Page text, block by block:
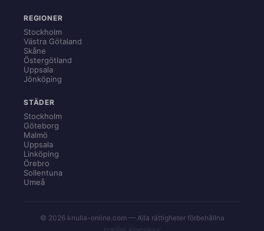
REGIONER
Stockholm
Västra Götaland
Skåne
Östergötland
Uppsala
Jönköping
STÄDER
Stockholm
Göteborg
Malmö
Uppsala
Linköping
Örebro
Sollentuna
Umeå
© 2026 knulla-online.com — Alla rättigheter förbehållna